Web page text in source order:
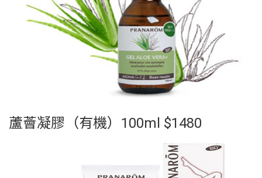
蘆薈凝膠（有機）100ml $1480